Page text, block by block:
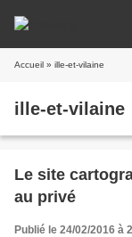
Accueil » ille-et-vilaine
ille-et-vilaine
Le site
au privé
Publié le 24/02/2016 à